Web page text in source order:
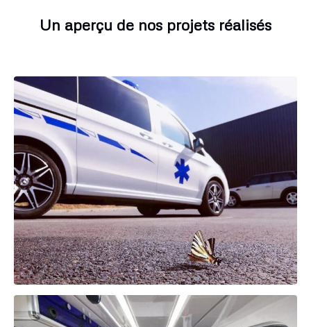
Un aperçu de nos projets réalisés